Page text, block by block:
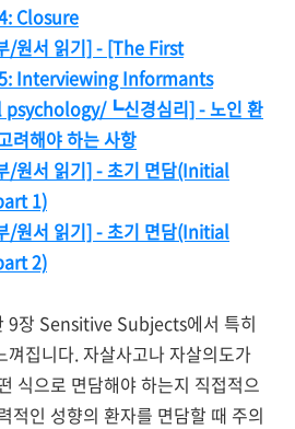
Closure
/원서 읽기] - [The First
Interviewing Informants
┗신경심리] - 노인 환
려해야 하는 사항
/원서 읽기] - 초기 면담(Initial
1)
/원서 읽기] - 초기 면담(Initial
2)
9장 Sensitive Subjects에서 특히
껴집니다. 자살사고나 자살의도가
식으로 면담해야 하는지 직접적으
적인 성향의 환자를 면담할 때 주의